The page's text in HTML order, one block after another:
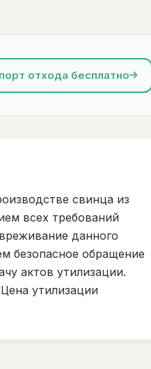
отхода бесплатно
свинца из
всех требований
данного
безопасное обращение
актов утилизации.
утилизации